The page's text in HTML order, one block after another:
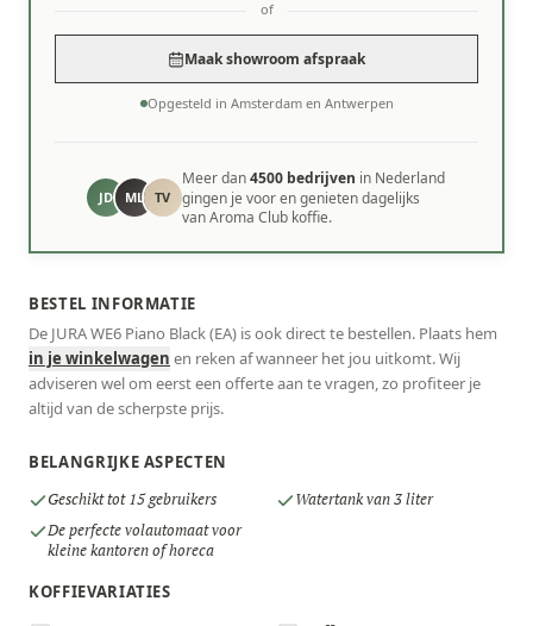
of
Maak showroom afspraak
Opgesteld in Amsterdam en Antwerpen
JD ML TV
Meer dan4500 bedrijven in Nederland
gingen je voor en genieten dagelijks
van Aroma Club koffie.
BESTEL INFORMATIE
De JURA WE6 Piano Black (EA) is ook direct te bestellen. Plaats hem
in je winkelwagen en reken af wanneer het jou uitkomt. Wij
adviseren wel om eerst een offerte aan te vragen, zo profiteer je
altijd van de scherpste prijs.
BELANGRIJKE ASPECTEN
Geschikt tot 15 gebruikers
Watertank van 3 liter
De perfecte volautomaat voor
kleine kantoren of horeca
KOFFIEVARIATIES